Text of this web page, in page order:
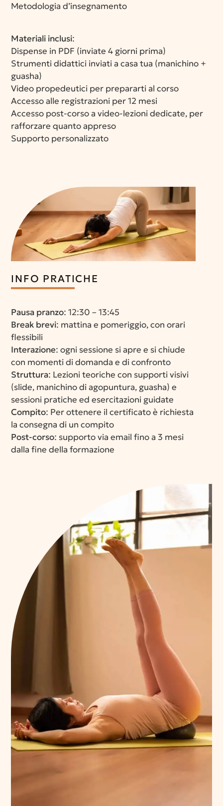
Metodologia d’insegnamento
Materiali inclusi:
Dispense in PDF (inviate 4 giorni prima)
Strumenti didattici inviati a casa tua (manichino +
guasha)
Video propedeutici per prepararti al corso
Accesso alle registrazioni per 12 mesi
Accesso post-corso a video-lezioni dedicate, per
rafforzare quanto appreso
Supporto personalizzato
INFO PRATICHE
Pausa pranzo: 12:30 – 13:45
Break brevi: mattina e pomeriggio, con orari
flessibili
Interazione: ogni sessione si apre e si chiude
con momenti di domanda e di confronto
Struttura: Lezioni teoriche con supporti visivi
(slide, manichino di agopuntura, guasha) e
sessioni pratiche ed esercitazioni guidate
Compito: Per ottenere il certificato è richiesta
la consegna di un compito
Post-corso: supporto via email fino a 3 mesi
dalla fine della formazione